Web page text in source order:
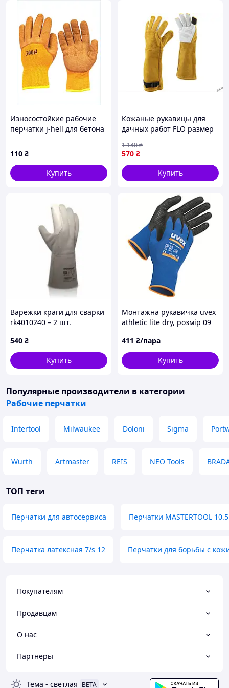
Износостойкие рабочие
перчатки j-hell для бетона
110 ₴
Купить
Кожаные рукавицы для
дачных работ FLO размер
садовых задач
570 ₴
1 140₴
Купить
Варежки краги для сварки
rk4010240 – 2 шт.
540 ₴
Купить
Монтажна рукавичка uvex
athletic lite dry, розмір 09
411 ₴/пара
Купить
Популярные производители в категории
Рабочие перчатки
Intertool Milwaukee Doloni Sigma
Wurth Artmaster REIS NEO Tools
ТОП теги
Перчатки для автосервиса Перчатки MASTERTOOL
Перчатка латексная 7/s 12 Перчатки для борьбы с
Покупателям
Продавцам
О нас
Партнеры
Тема - светлая BETA